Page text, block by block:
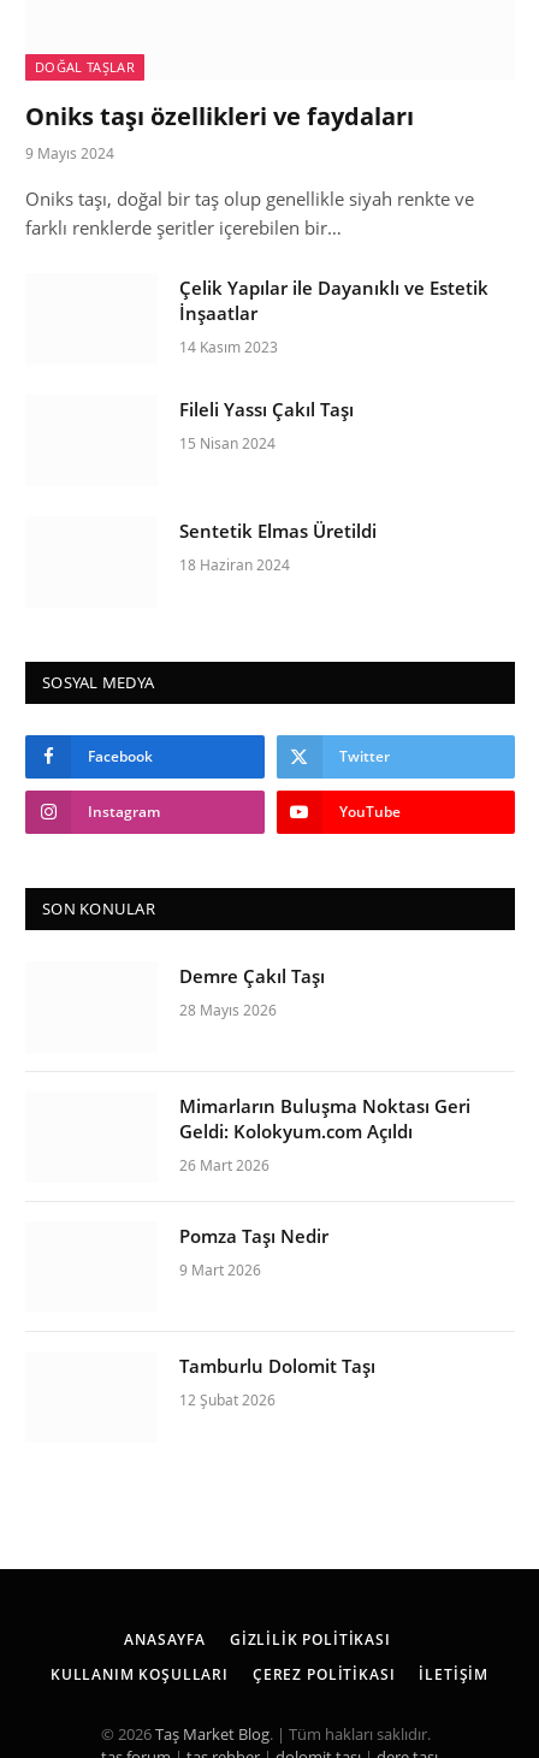
DOĞAL TAŞLAR
Oniks taşı özellikleri ve faydaları
9 Mayıs 2024
Oniks taşı, doğal bir taş olup genellikle siyah renkte ve
farklı renklerde şeritler içerebilen bir…
Çelik Yapılar ile Dayanıklı ve Estetik
İnşaatlar
14 Kasım 2023
Fileli Yassı Çakıl Taşı
15 Nisan 2024
Sentetik Elmas Üretildi
18 Haziran 2024
SOSYAL MEDYA
Facebook Twitter
Instagram YouTube
SON KONULAR
Demre Çakıl Taşı
28 Mayıs 2026
Mimarların Buluşma Noktası Geri
Geldi: Kolokyum.com Açıldı
26 Mart 2026
Pomza Taşı Nedir
9 Mart 2026
Tamburlu Dolomit Taşı
12 Şubat 2026
ANASAYFA
GIZLILIK POLITIKASI
KULLANIM KOŞULLARI
ÇEREZ POLITIKASI İLETIŞIM
© 2026Taş Market Blog. | Tüm hakları saklıdır.